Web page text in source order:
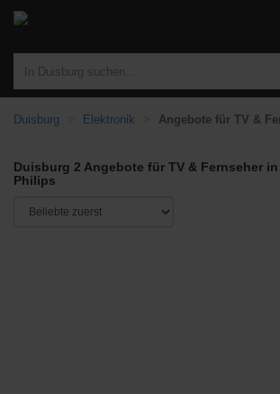
Duisburg Elektronik Angebote für TV &
Duisburg 2 Angebote für TV & Fernseher
Philips